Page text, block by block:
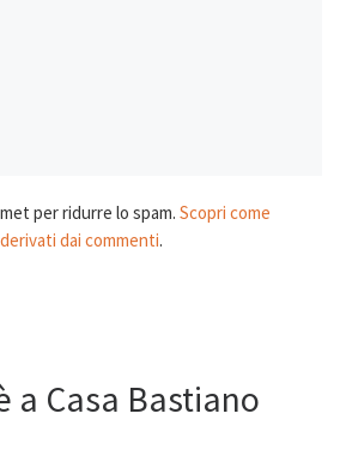
per ridurre lo spam. Scopri come
dai commenti.
a Casa Bastiano